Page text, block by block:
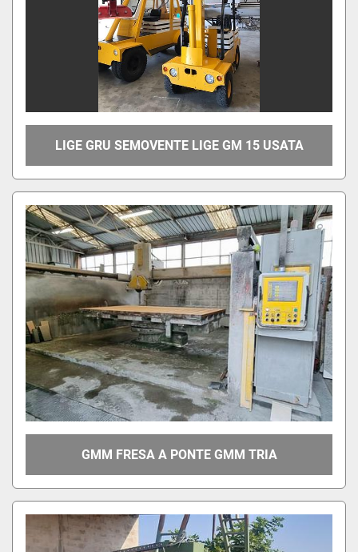
LIGE GRU SEMOVENTE LIGE GM 15 USATA
GMM FRESA A PONTE GMM TRIA